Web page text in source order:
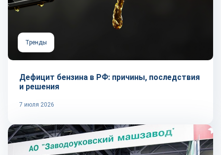
Тренды
Дефицит бензина в РФ: причины, последствия
и решения
7 июля 2026